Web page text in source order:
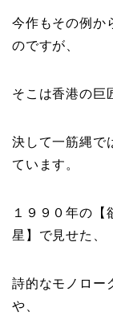
今作もその例か
のですが、
そこは香港の巨
決して一筋縄で
ています。
１９９０年の【
星】で見せた、
詩的なモノロー
や、